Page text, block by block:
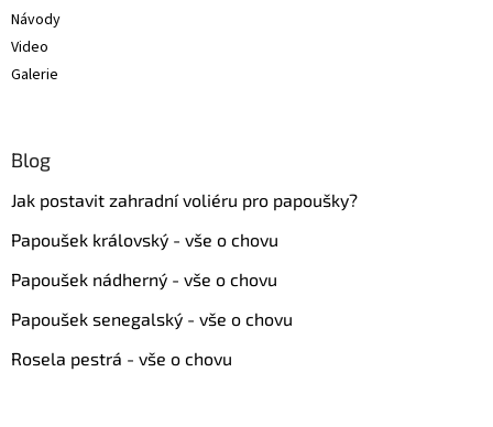
Návody
Video
Galerie
Blog
Jak postavit zahradní voliéru pro papoušky?
Papoušek královský - vše o chovu
Papoušek nádherný - vše o chovu
Papoušek senegalský - vše o chovu
Rosela pestrá - vše o chovu